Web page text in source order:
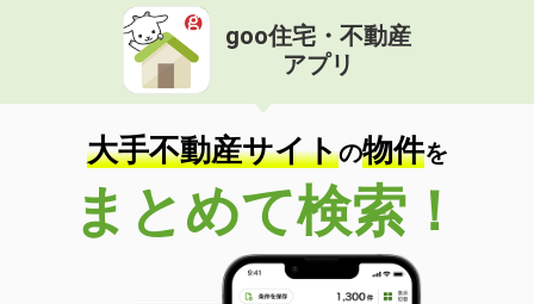
goo住宅・不動産
アプリ
大手不動産サイトの物件を
まとめて検索！